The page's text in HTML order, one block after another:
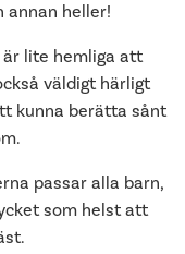
annan heller!
lite hemliga att
väldigt härligt
kunna berätta sånt
passar alla barn,
som helst att